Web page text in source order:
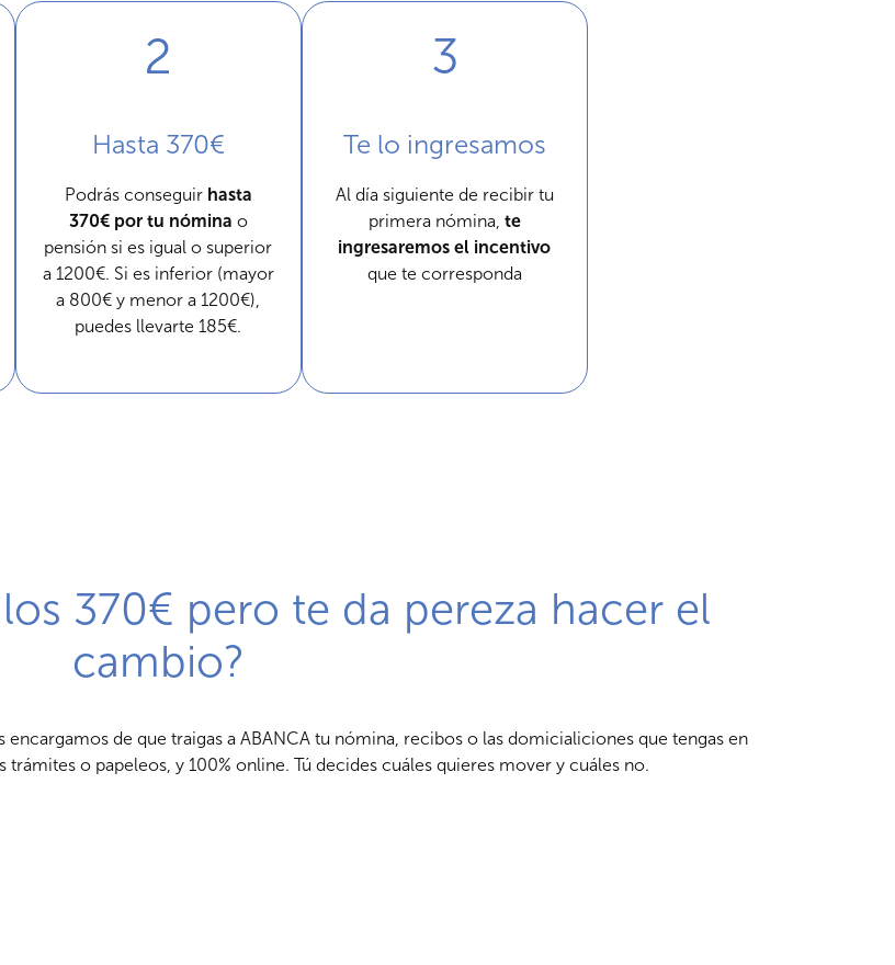
Hasta 370€
Podrás conseguir hasta
370€ por tu nómina o
pensión si es igual o superior
a 1200€. Si es inferior (mayor
a 800€ y menor a 1200€),
puedes llevarte 185€.
Te lo ingresamos
Al día siguiente de recibir tu
primera nómina, te
ingresaremos el incentivo
que te corresponda
370€ pero te da pereza hacer el
cambio?
encargamos de que traigas a ABANCA tu nómina, recibos o las domicialiciones que tengas en
o papeleos, y 100% online. Tú decides cuáles quieres mover y cuáles no.